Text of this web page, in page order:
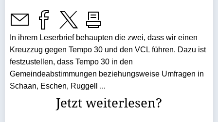
In ihrem Leserbrief behaupten die zwei, dass wir einen
Kreuzzug gegen Tempo 30 und den VCL führen. Dazu ist
festzustellen, dass Tempo 30 in den
Gemeindeabstimmungen beziehungsweise Umfragen in
Schaan, Eschen, Ruggell ...
Jetzt weiterlesen?